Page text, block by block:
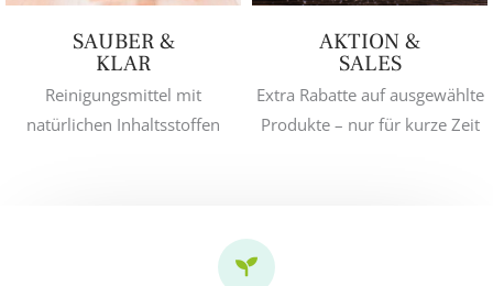
SAUBER &
KLAR
Reinigungsmittel mit
natürlichen Inhaltsstoffen
AKTION &
SALES
Extra Rabatte auf ausgewählte
Produkte – nur für kurze Zeit